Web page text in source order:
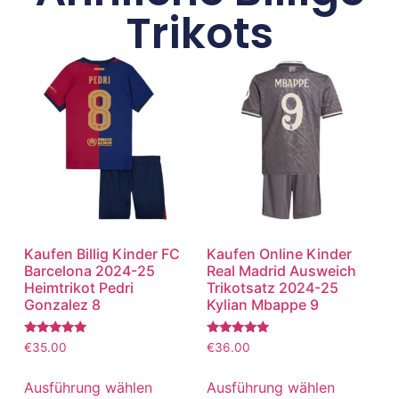
Trikots
Kaufen Billig Kinder FC
Barcelona 2024-25
Heimtrikot Pedri
Gonzalez 8
Bewertet
mit
von 5
€35.00
Ausführung wählen
Kaufen Online Kinder
Real Madrid Ausweich
Trikotsatz 2024-25
Kylian Mbappe 9
Bewertet
mit
von 5
€36.00
Ausführung wählen